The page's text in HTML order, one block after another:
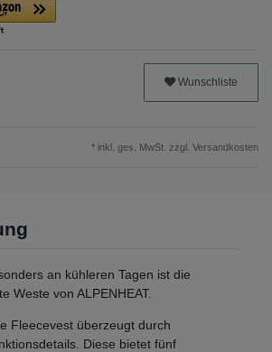
Wunschliste
* inkl. ges. MwSt. zzgl. Versandkosten
an kühleren Tagen ist die
Weste von ALPENHEAT.
Fleecevest überzeugt durch
Diese bietet fünf